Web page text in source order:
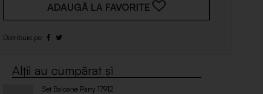
ADAUGĂ LA FAVORITE
Set Baloane Party 17912